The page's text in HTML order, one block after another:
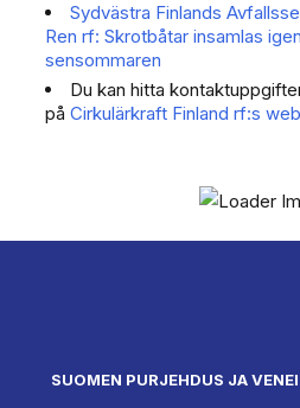
Sydvästra Finlands
Ren rf: Skrotbåtar insamlas
sensommaren
Du kan hitta
på Cirkulärkraft Finland rf:s
SUOMEN PURJEHDUS JA